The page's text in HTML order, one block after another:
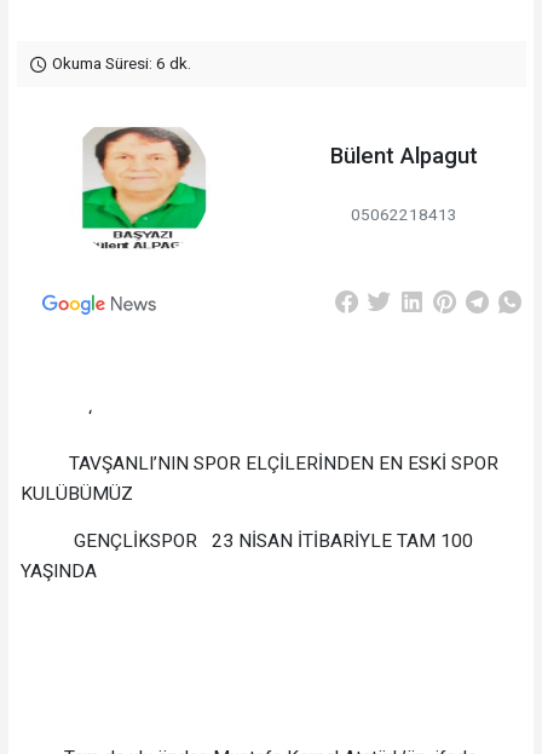
Okuma Süresi: 6 dk.
Bülent Alpagut
05062218413
‘
TAVŞANLI’NIN SPOR ELÇİLERİNDEN EN ESKİ SPOR
KULÜBÜMÜZ
GENÇLİKSPOR 23 NİSAN İTİBARİYLE TAM 100
YAŞINDA